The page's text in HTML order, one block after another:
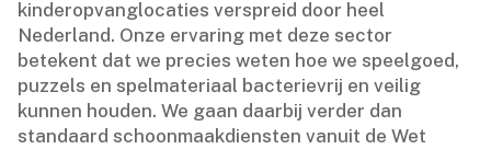
kinderopvanglocaties verspreid door heel
Nederland.​ Onze ervaring met deze sector
betekent dat we precies weten hoe we speelgoed,
puzzels en spelmateriaal bacterievrij en veilig
kunnen houden.​ We gaan daarbij verder dan
standaard schoonmaakdiensten vanuit de Wet